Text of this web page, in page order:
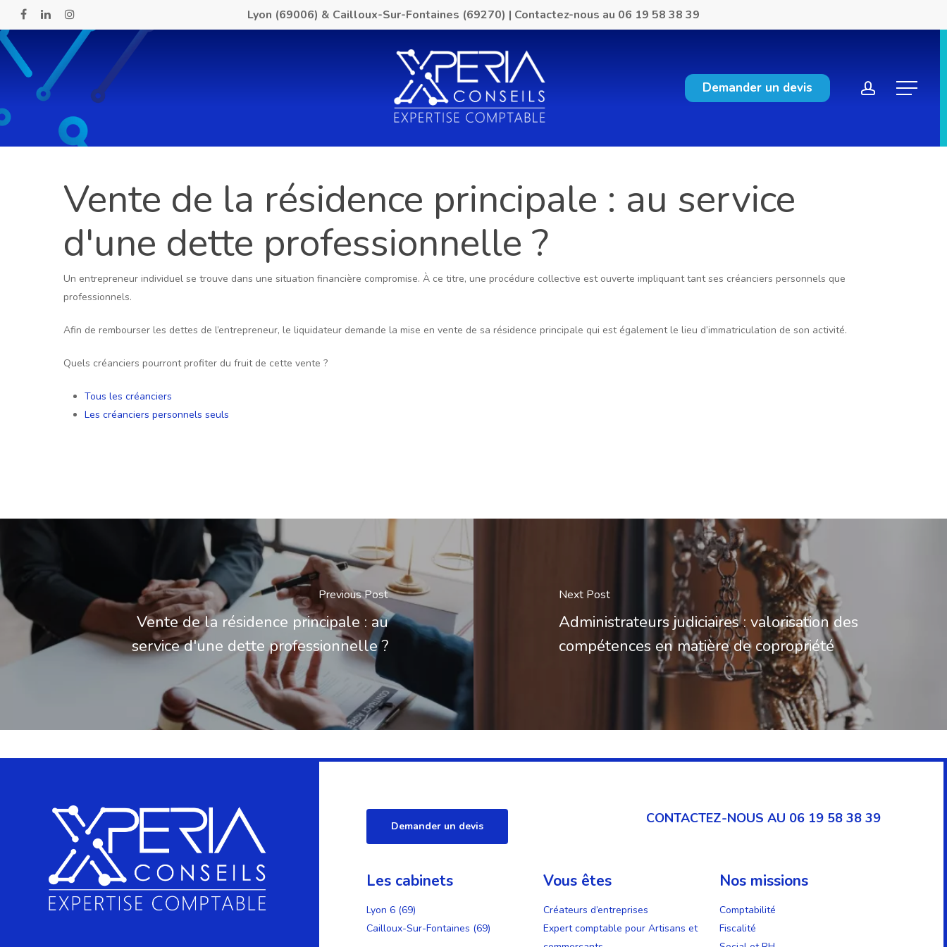
to
main
content
facebooklinkedininstagram Lyon (69006) & Cailloux-Sur-Fontaines (69270) | Contactez-nous au 06 19 58 38 39
Demander un devis account
Menu
Vente de la résidence principale : au service
d'une dette professionnelle ?
Un entrepreneur individuel se trouve dans une situation financière compromise. À ce titre, une procédure collective est ouverte impliquant tant ses créanciers personnels que
professionnels.
Afin de rembourser les dettes de l’entrepreneur, le liquidateur demande la mise en vente de sa résidence principale qui est également le lieu d’immatriculation de son activité.
Quels créanciers pourront profiter du fruit de cette vente ?
Tous les créanciers
Les créanciers personnels seuls
Previous Post
Vente de la résidence principale : au
service d'une dette professionnelle ?
Next Post
Administrateurs judiciaires : valorisation des
compétences en matière de copropriété
Demander un devis CONTACTEZ-NOUS AU 06 19 58 38 39
Les cabinets
Lyon 6 (69)
Cailloux-Sur-Fontaines (69)
Vous êtes
Créateurs d’entreprises
Expert comptable pour Artisans et
Nos missions
Comptabilité
Fiscalité